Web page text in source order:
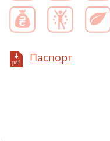
Паспорт